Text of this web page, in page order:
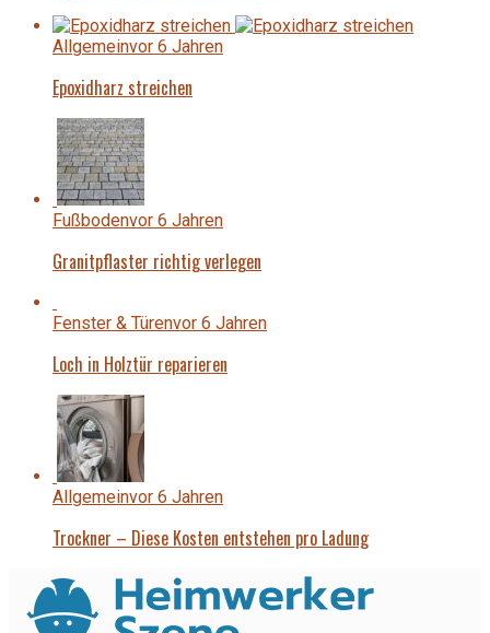
Allgemeinvor 6 Jahren
Epoxidharz streichen
Fußbodenvor 6 Jahren
Granitpflaster richtig verlegen
Fenster & Türenvor 6 Jahren
Loch in Holztür reparieren
Allgemeinvor 6 Jahren
Trockner – Diese Kosten entstehen pro Ladung